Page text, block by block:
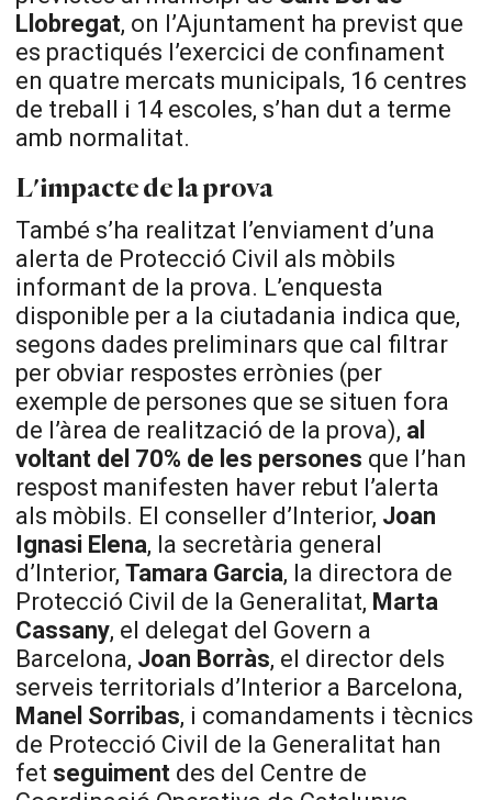
Llobregat, on l’Ajuntament ha previst que
es practiqués l’exercici de confinament
en quatre mercats municipals, 16 centres
de treball i 14 escoles, s’han dut a terme
amb normalitat.
L'impacte de la prova
També s’ha realitzat l’enviament d’una
alerta de Protecció Civil als mòbils
informant de la prova. L’enquesta
disponible per a la ciutadania indica que,
segons dades preliminars que cal filtrar
per obviar respostes errònies (per
exemple de persones que se situen fora
de l’àrea de realització de la prova), al
voltant del 70% de les persones que l’han
respost manifesten haver rebut l’alerta
als mòbils. El conseller d’Interior, Joan
Ignasi Elena, la secretària general
d’Interior,Tamara Garcia, la directora de
Protecció Civil de la Generalitat, Marta
Cassany, el delegat del Govern a
Barcelona, Joan Borràs, el director dels
serveis territorials d’Interior a Barcelona,
Manel Sorribas, i comandaments i tècnics
de Protecció Civil de la Generalitat han
fet seguiment des del Centre de